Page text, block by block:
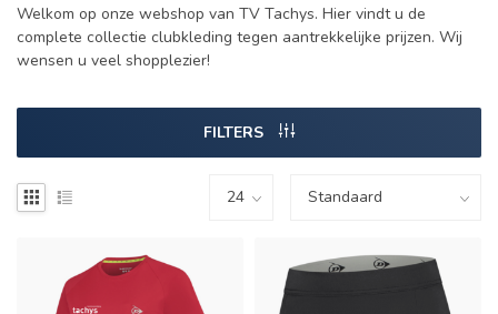
Welkom op onze webshop van TV Tachys. Hier vindt u de
complete collectie clubkleding tegen aantrekkelijke prijzen. Wij
wensen u veel shopplezier!
FILTERS